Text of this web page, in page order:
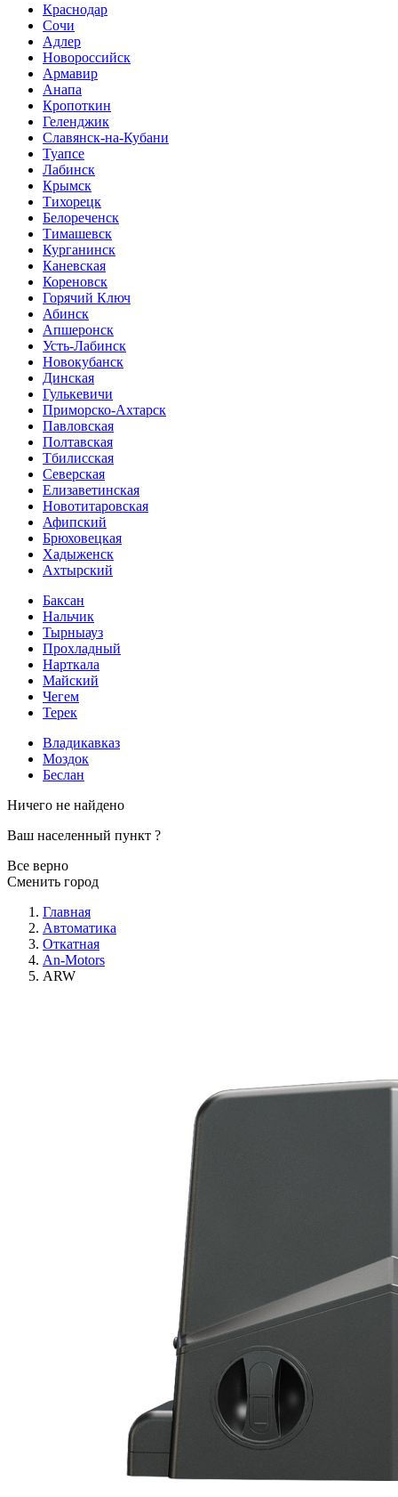
Краснодар
Сочи
Адлер
Новороссийск
Армавир
Анапа
Кропоткин
Геленджик
Славянск-на-Кубани
Туапсе
Лабинск
Крымск
Тихорецк
Белореченск
Тимашевск
Курганинск
Каневская
Кореновск
Горячий Ключ
Абинск
Апшеронск
Усть-Лабинск
Новокубанск
Динская
Гулькевичи
Приморско-Ахтарск
Павловская
Полтавская
Тбилисская
Северская
Елизаветинская
Новотитаровская
Афипский
Брюховецкая
Хадыженск
Ахтырский
Баксан
Нальчик
Тырныауз
Прохладный
Нарткала
Майский
Чегем
Терек
Владикавказ
Моздок
Беслан
Ничего не найдено
Ваш населенный пункт ?
Все верно
Сменить город
Главная
Автоматика
Откатная
An-Motors
ARW